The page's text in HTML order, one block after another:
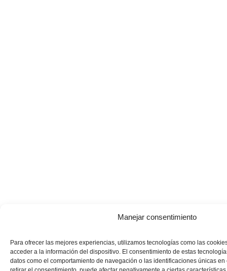
Manejar consentimiento
Para ofrecer las mejores experiencias, utilizamos tecnologías como las
acceder a la información del dispositivo. El consentimiento de estas
datos como el comportamiento de navegación o las identificaciones únicas en